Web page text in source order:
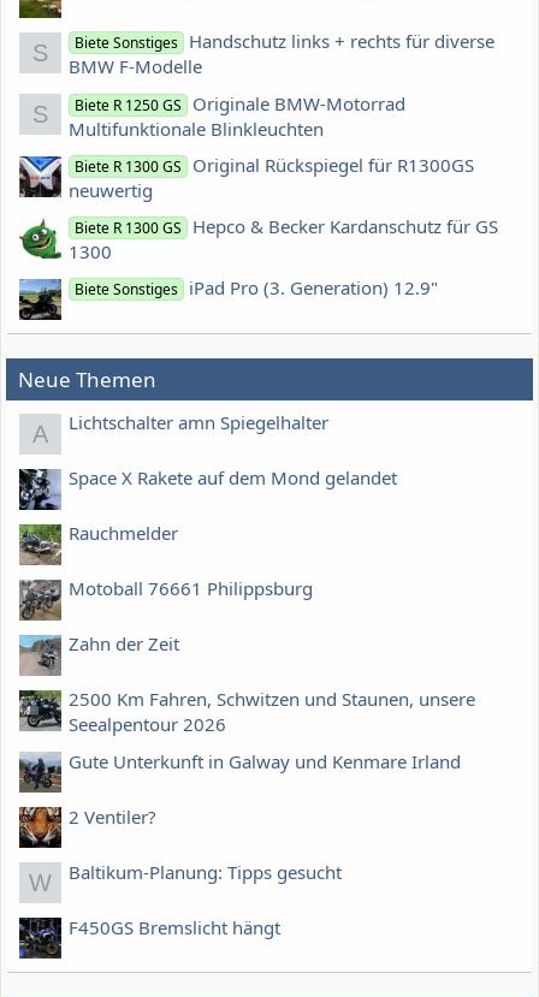
S Biete Sonstiges Handschutz links + rechts für diverse
BMW F-Modelle
S Biete R 1250 GS
Originale BMW-Motorrad
Multifunktionale Blinkleuchten
Biete R 1300 GS
Original Rückspiegel für R1300GS
neuwertig
Biete R 1300 GS
Hepco & Becker Kardanschutz für GS
1300
Biete Sonstiges iPad Pro (3. Generation) 12.9"
Neue Themen
A Lichtschalter amn Spiegelhalter
Space X Rakete auf dem Mond gelandet
Rauchmelder
Motoball 76661 Philippsburg
Zahn der Zeit
2500 Km Fahren, Schwitzen und Staunen, unsere
Seealpentour 2026
Gute Unterkunft in Galway und Kenmare Irland
2 Ventiler?
W Baltikum-Planung: Tipps gesucht
F450GS Bremslicht hängt